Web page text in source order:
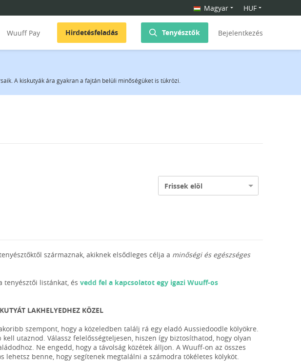
Magyar HUF
Wuuff Pay Hirdetésfeladás Tenyésztők Bejelentkezés
A kiskutyák ára gyakran a fajtán belüli minőségüket is tükrözi.
Frissek elöl
származnak, akiknek elsődleges célja a minőségi és egészséges
tenyésztői listánkat, és vedd fel a kapcsolatot egy igazi Wuuff-os
LAKHELYEDHEZ KÖZEL
szempont, hogy a közeledben találj rá egy eladó Aussiedoodle kölyökre.
utaznod. Válassz felelősségteljesen, hiszen így biztosíthatod, hogy olyan
Ne engedd, hogy a távolság közétek álljon. A Wuuff-on az összes
lehetsz benne, hogy segítenek megtalálni a számodra tökéletes kölyköt.